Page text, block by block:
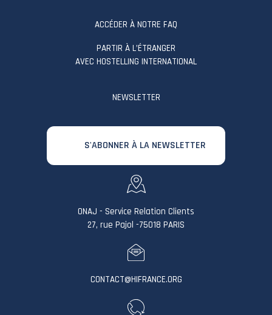
ACCÉDER À NOTRE FAQ
PARTIR À L’ÉTRANGER
AVEC HOSTELLING INTERNATIONAL
NEWSLETTER
S'ABONNER À LA NEWSLETTER
ONAJ - Service Relation Clients
27, rue Pajol -75018 PARIS
CONTACT@HIFRANCE.ORG